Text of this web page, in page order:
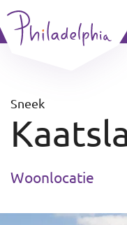
Zet hoog
Sneek
Woonlocatie